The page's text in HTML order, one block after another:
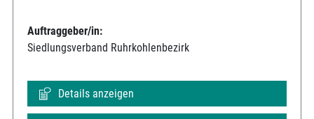
Auftraggeber/in:
Siedlungsverband Ruhrkohlenbezirk
Details anzeigen